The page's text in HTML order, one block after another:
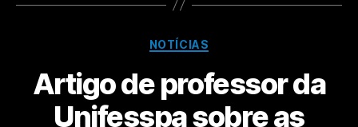
NOTÍCIAS
Artigo de professor da
Unifesspa sobre as